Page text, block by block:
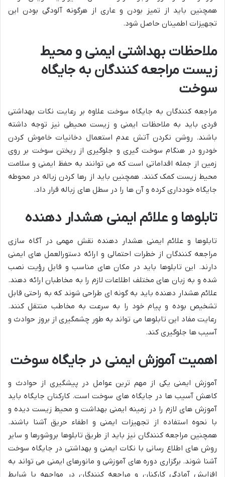
همچنین باید از تمیز بودن و عاری از هرگونه آلودگی بودن این
تجهیزات اطمینان حاصل شود.
ملاحظات بهداشتی ایمنی و محیط
زیست مراجعه کنندگان به جایگاه
سوخت
مراجعه کنندگان به جایگاه سوخت علاوه بر رعایت نکات بهداشتی
فردی باید به ملاحظات ایمنی و زیست محیطی نیز توجه داشته
باشند. روشن نکردن آتش عدم استعمال دخانیات خاموش کردن
خودرو در هنگام سوخت گیری و جلوگیری از ریختن سوخت بر روی
زمین از جمله اقداماتی است که می توانند به حفظ ایمنی و سلامت
محیط زیست کمک کنند. همچنین باید از رها کردن زباله در محوطه
جایگاه خودداری کرده و آن ها را در سطل های زباله قرار داد.
تابلو­ها و علائم ایمنی هشدار دهنده
تابلوها و علائم ایمنی هشدار دهنده نقش مهمی در آگاه سازی
مراجعه کنندگان از خطرات احتمالی و ارائه دستورالعمل های ایمنی
دارند. این تابلوها باید در مکان های مناسب و قابل رؤیت نصب
شده و به زبان های مختلف اطلاعات لازم را به مخاطبان ارائه دهند.
علائم هشدار دهنده باید به گونه ای طراحی شوند که به راحتی قابل
تشخیص بوده و پیام خود را به سرعت به مخاطب منتقل کنند.
رعایت مفاد این تابلوها می تواند به طور چشمگیری از بروز حوادث و
آسیب ها جلوگیری کند.
اهمیت آموزش ایمنی در جایگاه سوخت
آموزش ایمنی یکی از مهم ترین عوامل در پیشگیری از حوادث و
کاهش آسیب ها در جایگاه های سوخت است. کارکنان جایگاه باید
آموزش های لازم را در زمینه ایمنی بهداشت و محیط زیست دیده و
با نحوه استفاده از تجهیزات ایمنی و اطفاء حریق آشنا باشند.
همچنین مراجعه کنندگان نیز باید از طریق تابلوها بروشورها و سایر
روش های اطلاع رسانی با نکات ایمنی و بهداشتی در جایگاه سوخت
آشنا شوند. برگزاری دوره های آموزشی و مانورهای ایمنی می تواند به
افزایش آمادگی کارکنان و مراجعه کنندگان در مواجهه با شرایط